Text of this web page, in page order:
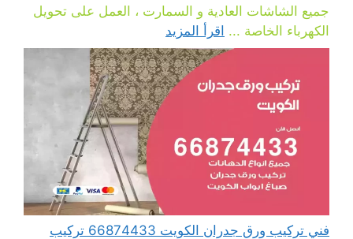
جميع الشاشات العادية و السمارت ، العمل على تحويل
الكهرباء الخاصة ... اقرأ المزيد
فني تركيب ورق جدران الكويت 66874433 تركيب